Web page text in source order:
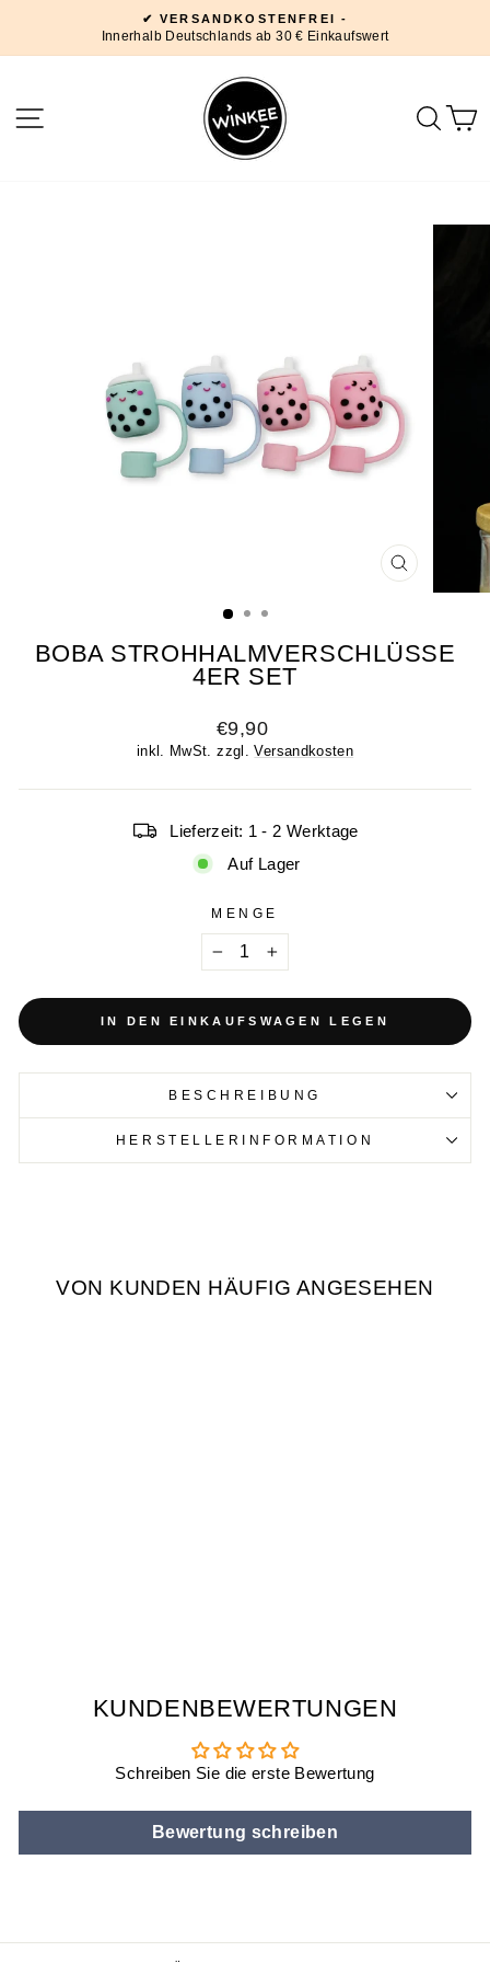
Inhalt
Pause
✔ VERSANDKOSTENFREI -
Innerhalb Deutschlands ab 30 € Einkaufswert
SEITENNAVIGATION
ESC)
BOBA STROHHALMVERSCHLÜSSE
4ER SET
Normaler
Preis
€9,90
inkl. MwSt. zzgl.Versandkosten
Lieferzeit: 1 - 2 Werktage
Auf Lager
MENGE
IN DEN EINKAUFSWAGEN LEGEN
BESCHREIBUNG
HERSTELLERINFORMATION
VON KUNDEN HÄUFIG ANGESEHEN
KUNDENBEWERTUNGEN
Schreiben Sie die erste Bewertung
Bewertung schreiben